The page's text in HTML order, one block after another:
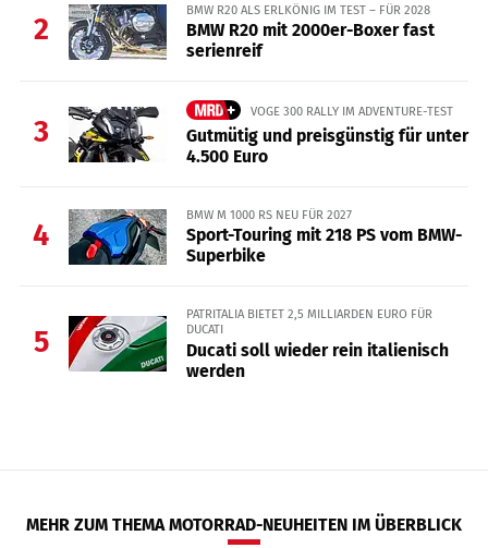
2
BMW R20 ALS ERLKÖNIG IM TEST – FÜR 2028
BMW R20 mit 2000er-Boxer fast
serienreif
3
VOGE 300 RALLY IM ADVENTURE-TEST
Gutmütig und preisgünstig für unter
4.500 Euro
4
BMW M 1000 RS NEU FÜR 2027
Sport-Touring mit 218 PS vom BMW-
Superbike
5
PATRITALIA BIETET 2,5 MILLIARDEN EURO FÜR
DUCATI
Ducati soll wieder rein italienisch
werden
MEHR ZUM THEMA MOTORRAD-NEUHEITEN IM ÜBERBLICK